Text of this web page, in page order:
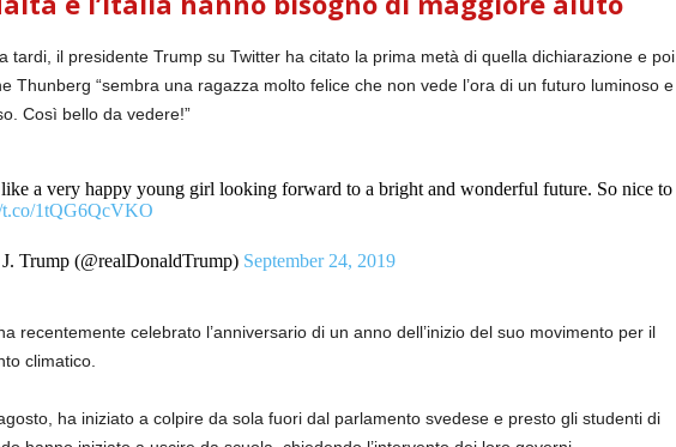
tardi, il presidente Trump su Twitter ha citato la prima metà di quella dichiarazione e poi
Thunberg “sembra una ragazza molto felice che non vede l’ora di un futuro luminoso e
Così bello da vedere!”
like a very happy young girl looking forward to a bright and wonderful future. So nice to
t.co/1tQG6QcVKO
Trump (@realDonaldTrump) September 24, 2019
recentemente celebrato l’anniversario di un anno dell’inizio del suo movimento per il
climatico.
ha iniziato a colpire da sola fuori dal parlamento svedese e presto gli studenti di